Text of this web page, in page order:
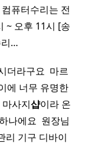
퓨터수리는 전
~ 오후 11시 [송
…
더라구요 ​ 마르
에 너무 유명한
사지샵이라 온
나에요 ​ 원장님
리 기구 디바이